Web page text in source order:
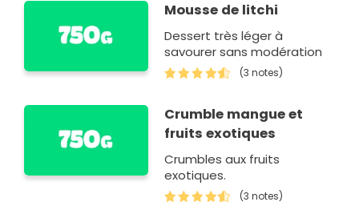
Mousse de litchi
Dessert très léger à
savourer sans modération
(3 notes)
Crumble mangue et
fruits exotiques
Crumbles aux fruits
exotiques.
(3 notes)